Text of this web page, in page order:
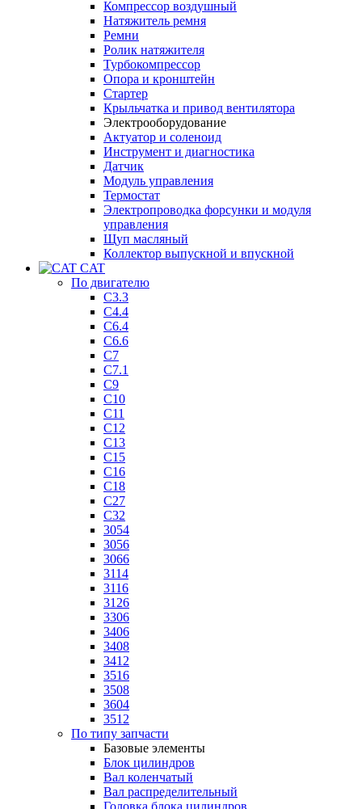
Компрессор воздушный
Натяжитель ремня
Ремни
Ролик натяжителя
Турбокомпрессор
Опора и кронштейн
Стартер
Крыльчатка и привод вентилятора
Электрооборудование
Актуатор и соленоид
Инструмент и диагностика
Датчик
Модуль управления
Термостат
Электропроводка форсунки и модуля
управления
Щуп масляный
Коллектор выпускной и впускной
CAT
По двигателю
C3.3
C4.4
C6.4
C6.6
C7
C7.1
C9
C10
C11
C12
C13
C15
C16
C18
C27
C32
3054
3056
3066
3114
3116
3126
3306
3406
3408
3412
3516
3508
3604
3512
По типу запчасти
Базовые элементы
Блок цилиндров
Вал коленчатый
Вал распределительный
Головка блока цилиндров